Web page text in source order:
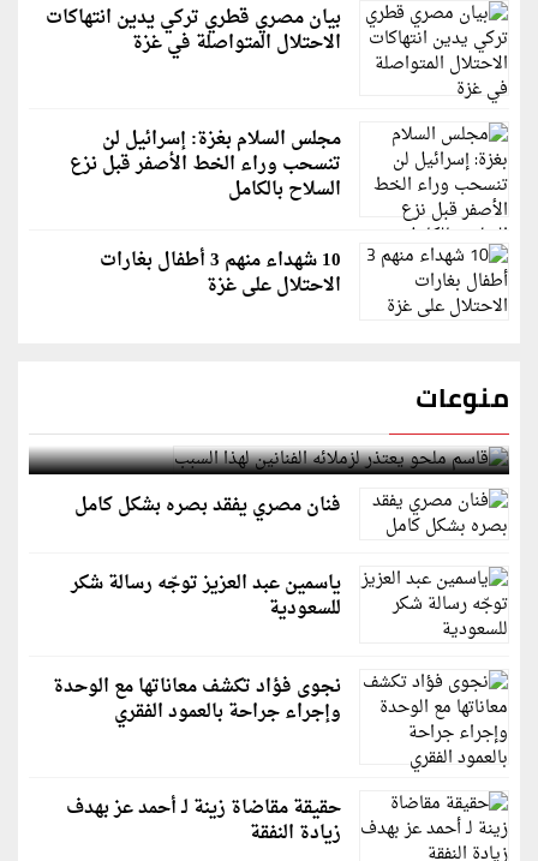
بيان مصري قطري تركي يدين انتهاكات
الاحتلال المتواصلة في غزة
مجلس السلام بغزة: إسرائيل لن
تنسحب وراء الخط الأصفر قبل نزع
السلاح بالكامل
10 شهداء منهم 3 أطفال بغارات
الاحتلال على غزة
منوعات
قاسم ملحو يعتذر لزملائه الفنانين لهذا السبب
فنان مصري يفقد بصره بشكل كامل
ياسمين عبد العزيز توجّه رسالة شكر
للسعودية
نجوى فؤاد تكشف معاناتها مع الوحدة
وإجراء جراحة بالعمود الفقري
حقيقة مقاضاة زينة لـ أحمد عز بهدف
زيادة النفقة